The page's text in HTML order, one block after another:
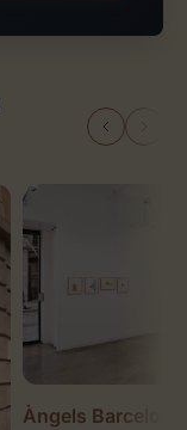
Àngels Barcelona